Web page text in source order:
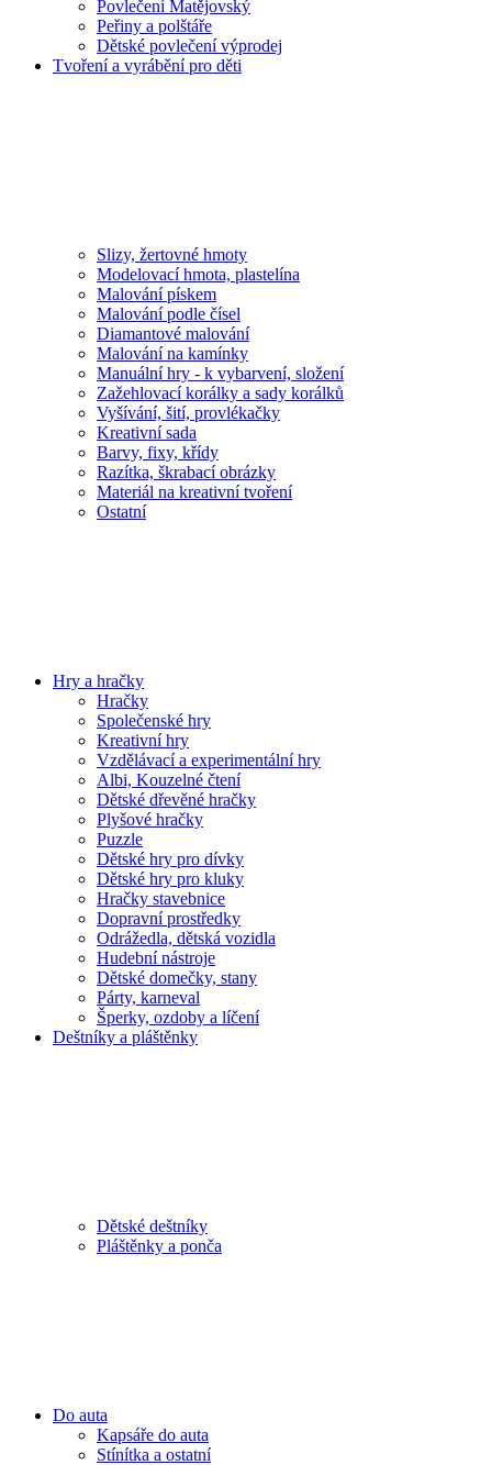
Povlečení Matějovský
Peřiny a polštáře
Dětské povlečení výprodej
Tvoření a vyrábění pro děti
Slizy, žertovné hmoty
Modelovací hmota, plastelína
Malování pískem
Malování podle čísel
Diamantové malování
Malování na kamínky
Manuální hry - k vybarvení, složení
Zažehlovací korálky a sady korálků
Vyšívání, šití, provlékačky
Kreativní sada
Barvy, fixy, křídy
Razítka, škrabací obrázky
Materiál na kreativní tvoření
Ostatní
Hry a hračky
Hračky
Společenské hry
Kreativní hry
Vzdělávací a experimentální hry
Albi, Kouzelné čtení
Dětské dřevěné hračky
Plyšové hračky
Puzzle
Dětské hry pro dívky
Dětské hry pro kluky
Hračky stavebnice
Dopravní prostředky
Odrážedla, dětská vozidla
Hudební nástroje
Dětské domečky, stany
Párty, karneval
Šperky, ozdoby a líčení
Deštníky a pláštěnky
Dětské deštníky
Pláštěnky a ponča
Do auta
Kapsáře do auta
Stínítka a ostatní